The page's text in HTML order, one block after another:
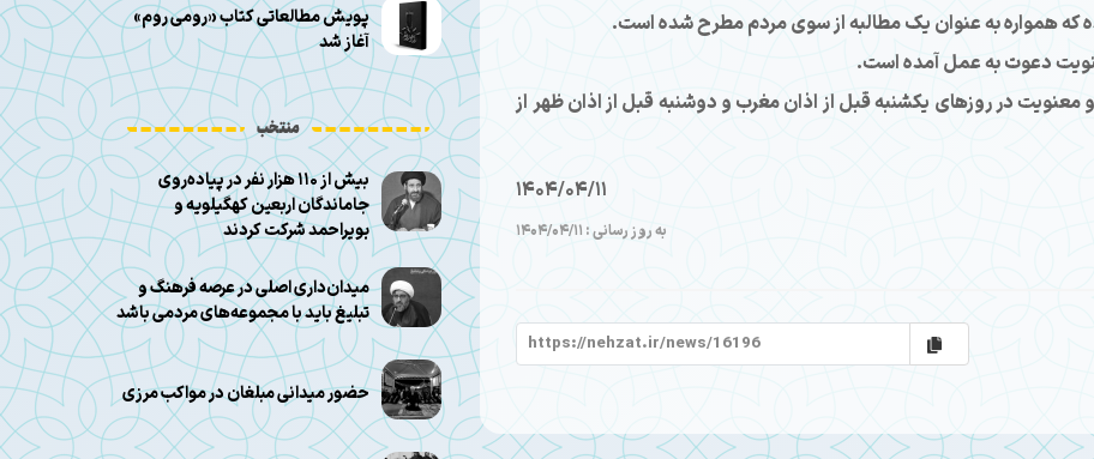
که همواره به عنوان یک مطالبه از سوی مردم مطرح شده است.
دعوت به عمل آمده است.
در روزهای یکشنبه قبل از اذان مغرب و دوشنبه قبل از اذان ظهر از
1404/04/11
به روز رسانی : 1404/04/11
پویش مطالعاتی کتاب «رومی روم»
آغاز شد
منتخب
بیش از ۱۱۰ هزار نفر در پیاده‌روی
جاماندگان اربعین کهگیلویه و
بویراحمد شرکت کردند
میدان‌داری اصلی در عرصه فرهنگ و
تبلیغ باید با مجموعه‌های مردمی باشد
حضور میدانی مبلغان در مواکب مرزی